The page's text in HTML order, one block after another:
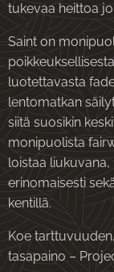
tukevaa heittoa
Saint on
luotettavasta
lentomatkan
siitä suosikin
monipuolista
loistaa
erinomaisesti
kentillä.
Koe
tasapaino –